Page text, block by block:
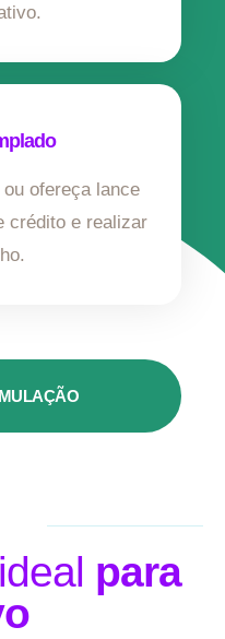
ofereça lance
crédito e realizar
para